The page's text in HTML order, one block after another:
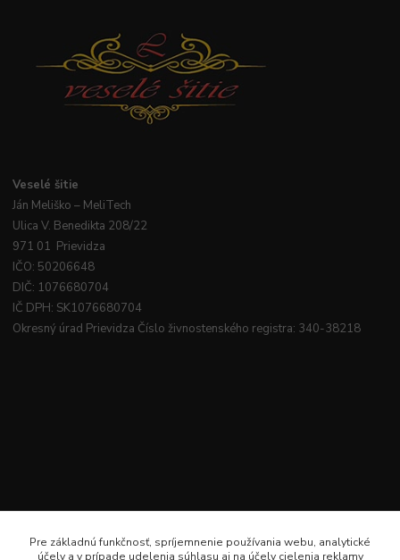
Veselé šitie
Ján Meliško – MeliTech
Ulica V. Benedikta 208/22
971 01 Prievidza
IČO: 50206648
DIČ: 1076680704
IČ DPH: SK1076680704
Okresný úrad Prievidza Číslo živnostenského registra: 340-38218
Pre základnú funkčnosť, spríjemnenie používania webu, analytické
účely a v prípade udelenia súhlasu aj na účely cielenia reklamy